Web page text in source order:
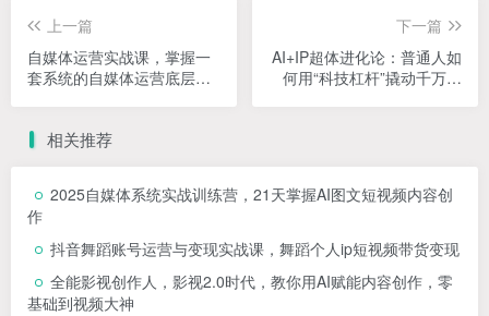
上一篇
自媒体运营实战课，掌握一
套系统的自媒体运营底层方
下一篇
AI+IP超体进化论：普通人如
何用“科技杠杆”撬动千万变
相关推荐
2025自媒体系统实战训练营，21天掌握AI图文短视频内容创
作
抖音舞蹈账号运营与变现实战课，舞蹈个人ip短视频带货变现
全能影视创作人，影视2.0时代，教你用AI赋能内容创作，​零
基础到视频大神